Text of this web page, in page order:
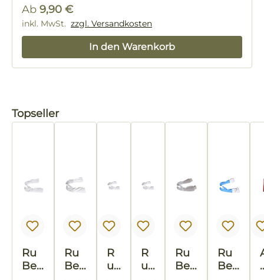
Ab 9,90 €
Regulärer Preis:
inkl. MwSt. zzgl. Versandkosten
In den Warenkorb
Produktgalerie überspringen
Topseller
Ru
Bee
Ru
Bee
R
u
R
u
Ru
Bee
Ru
Bee